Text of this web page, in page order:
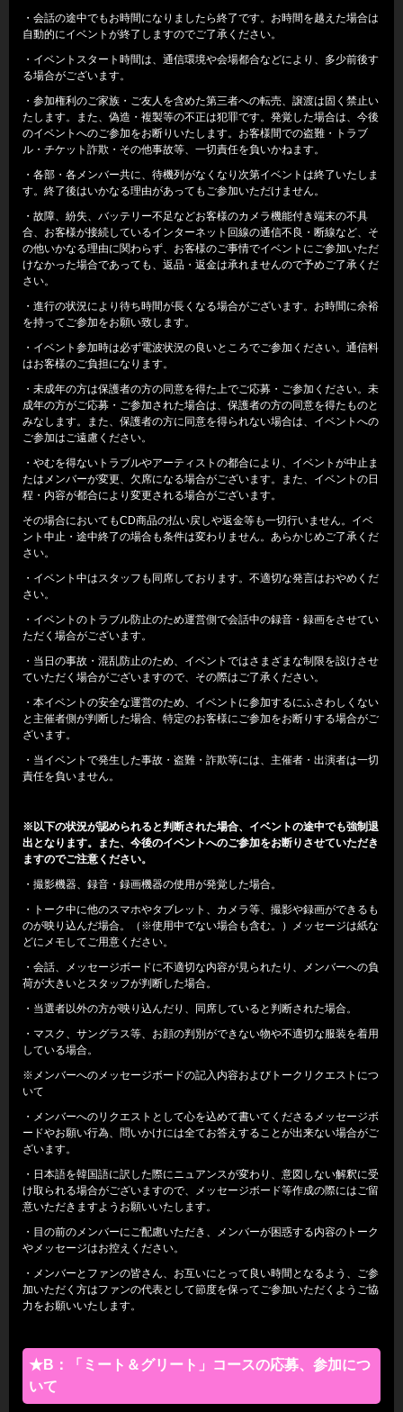
・会話の途中でもお時間になりましたら終了です。お時間を越えた場合は
自動的にイベントが終了しますのでご了承ください。
・イベントスタート時間は、通信環境や会場都合などにより、多少前後す
る場合がございます。
・参加権利のご家族・ご友人を含めた第三者への転売、譲渡は固く禁止い
たします。また、偽造・複製等の不正は犯罪です。発覚した場合は、今後
のイベントへのご参加をお断りいたします。お客様間での盗難・トラブ
ル・チケット詐欺・その他事故等、一切責任を負いかねます。
・各部・各メンバー共に、待機列がなくなり次第イベントは終了いたしま
す。終了後はいかなる理由があってもご参加いただけません。
・故障、紛失、バッテリー不足などお客様のカメラ機能付き端末の不具
合、お客様が接続しているインターネット回線の通信不良・断線など、そ
の他いかなる理由に関わらず、お客様のご事情でイベントにご参加いただ
けなかった場合であっても、返品・返金は承れませんので予めご了承くだ
さい。
・進行の状況により待ち時間が長くなる場合がございます。お時間に余裕
を持ってご参加をお願い致します。
・イベント参加時は必ず電波状況の良いところでご参加ください。通信料
はお客様のご負担になります。
・未成年の方は保護者の方の同意を得た上でご応募・ご参加ください。未
成年の方がご応募・ご参加された場合は、保護者の方の同意を得たものと
みなします。また、保護者の方に同意を得られない場合は、イベントへの
ご参加はご遠慮ください。
・やむを得ないトラブルやアーティストの都合により、イベントが中止ま
たはメンバーが変更、欠席になる場合がございます。また、イベントの日
程・内容が都合により変更される場合がございます。
その場合においてもCD商品の払い戻しや返金等も一切行いません。イベ
ント中止・途中終了の場合も条件は変わりません。あらかじめご了承くだ
さい。
・イベント中はスタッフも同席しております。不適切な発言はおやめくだ
さい。
・イベントのトラブル防止のため運営側で会話中の録音・録画をさせてい
ただく場合がございます。
・当日の事故・混乱防止のため、イベントではさまざまな制限を設けさせ
ていただく場合がございますので、その際はご了承ください。
・本イベントの安全な運営のため、イベントに参加するにふさわしくない
と主催者側が判断した場合、特定のお客様にご参加をお断りする場合がご
ざいます。
・当イベントで発生した事故・盗難・詐欺等には、主催者・出演者は一切
責任を負いません。
※以下の状況が認められると判断された場合、イベントの途中でも強制退
出となります。また、今後のイベントへのご参加をお断りさせていただき
ますのでご注意ください。
・撮影機器、録音・録画機器の使用が発覚した場合。
・トーク中に他のスマホやタブレット、カメラ等、撮影や録画ができるも
のが映り込んだ場合。（※使用中でない場合も含む。）メッセージは紙な
どにメモしてご用意ください。
・会話、メッセージボードに不適切な内容が見られたり、メンバーへの負
荷が大きいとスタッフが判断した場合。
・当選者以外の方が映り込んだり、同席していると判断された場合。
・マスク、サングラス等、お顔の判別ができない物や不適切な服装を着用
している場合。
※メンバーへのメッセージボードの記入内容およびトークリクエストにつ
いて
・メンバーへのリクエストとして心を込めて書いてくださるメッセージボ
ードやお願い行為、問いかけには全てお答えすることが出来ない場合がご
ざいます。
・日本語を韓国語に訳した際にニュアンスが変わり、意図しない解釈に受
け取られる場合がございますので、メッセージボード等作成の際にはご留
意いただきますようお願いいたします。
・目の前のメンバーにご配慮いただき、メンバーが困惑する内容のトーク
やメッセージはお控えください。
・メンバーとファンの皆さん、お互いにとって良い時間となるよう、ご参
加いただく方はファンの代表として節度を保ってご参加いただくようご協
力をお願いいたします。
★B：「ミート＆グリート」コースの応募、参加につ
いて